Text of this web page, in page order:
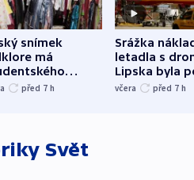
snímek
má
zabojuje o
před 7 h
Srážka
letadla s
Lipska byla
německého
včera před 7 h
Svět